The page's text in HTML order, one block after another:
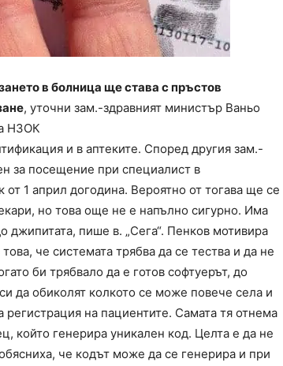
в болница ще става с пръстов
, уточни зам.-здравният министър Ваньо
НЗОК
и в аптеките. Според другия зам.-
за посещение при специалист в
1 април догодина. Вероятно от тогава ще се
но това още не е напълно сигурно. Има
джипитата, пише в. „Сега“. Пенков мотивира
че системата трябва да се тества и да не
би трябвало да е готов софтуерът, до
да обиколят колкото се може повече села и
на пациентите. Самата тя отнема
който генерира уникален код. Целта е да не
че кодът може да се генерира и при